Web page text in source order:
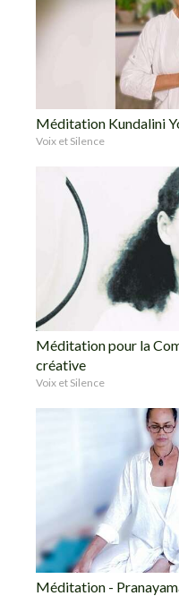
Méditation Kundalini
Voix et Silence
Méditation pour la
créative
Voix et Silence
Méditation -